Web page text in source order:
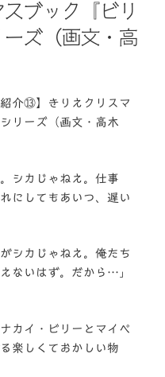
ブック『ビリ
ズ（画文・高
介⑬】きりえクリスマ
リーズ（画文・高木
シカじゃねえ。仕事
にしてもあいつ、遅い
シカじゃねえ。俺たち
ないはず。だから…」
カイ・ビリーとマイペ
楽しくておかしい物